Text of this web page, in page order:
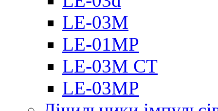
LE-03M
LE-01MP
LE-03M CT
LE-03MP